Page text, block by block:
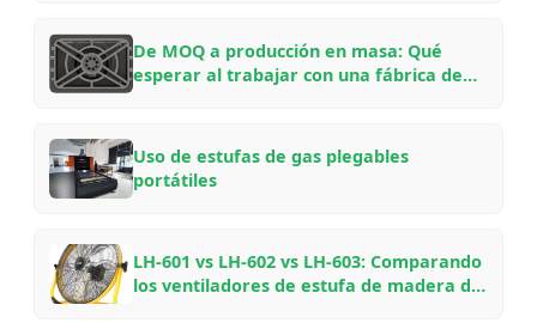
De MOQ a producción en masa: Qué
esperar al trabajar con una fábrica de
Uso de estufas de gas plegables
portátiles
LH-601 vs LH-602 vs LH-603: Comparando
los ventiladores de estufa de madera de